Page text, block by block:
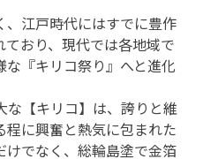
、江戸時代にはすでに豊作
おり、現代では各地域で
『キリコ祭り』へと進化
【キリコ】は、誇りと維
に興奮と熱気に包まれた
でなく、総輪島塗で金箔